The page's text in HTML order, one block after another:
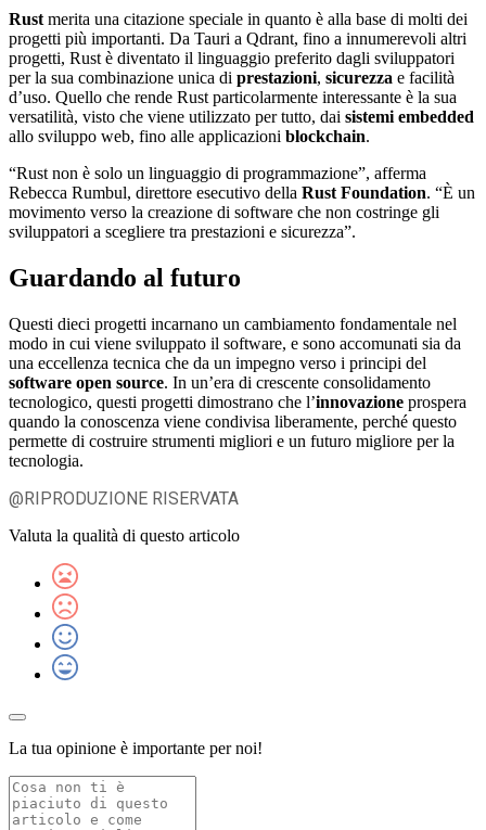
Rust merita una citazione speciale in quanto è alla base di molti dei
progetti più importanti. Da Tauri a Qdrant, fino a innumerevoli altri
progetti, Rust è diventato il linguaggio preferito dagli sviluppatori
per la sua combinazione unica di prestazioni, sicurezza e facilità
d’uso. Quello che rende Rust particolarmente interessante è la sua
versatilità, visto che viene utilizzato per tutto, dai sistemi embedded
allo sviluppo web, fino alle applicazioni blockchain.
“Rust non è solo un linguaggio di programmazione”, afferma
Rebecca Rumbul, direttore esecutivo della Rust Foundation. “È un
movimento verso la creazione di software che non costringe gli
sviluppatori a scegliere tra prestazioni e sicurezza”.
Guardando al futuro
Questi dieci progetti incarnano un cambiamento fondamentale nel
modo in cui viene sviluppato il software, e sono accomunati sia da
una eccellenza tecnica che da un impegno verso i principi del
software open source. In un’era di crescente consolidamento
tecnologico, questi progetti dimostrano che l’innovazione prospera
quando la conoscenza viene condivisa liberamente, perché questo
permette di costruire strumenti migliori e un futuro migliore per la
tecnologia.
@RIPRODUZIONE RISERVATA
Valuta la qualità di questo articolo
La tua opinione è importante per noi!